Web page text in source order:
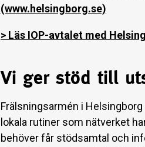
(www.helsingborg.se)
> Läs IOP-avtalet med
Vi ger stöd till
Frälsningsarmén i
lokala rutiner som nätverket
behöver får stödsamtal och